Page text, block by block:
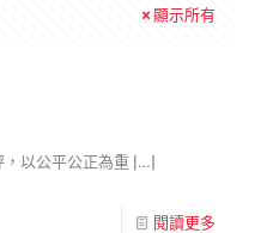
顯示所有
，以公平公正為重 […]
閱讀更多